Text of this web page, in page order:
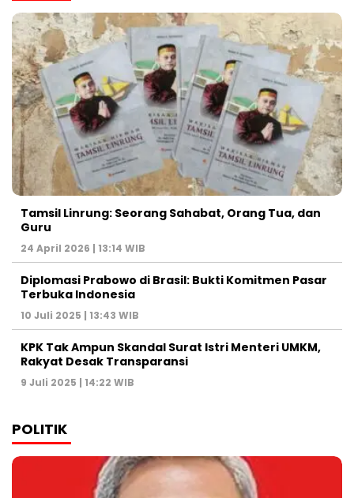
Tamsil Linrung: Seorang Sahabat, Orang Tua, dan
Guru
24 April 2026 | 13:14 WIB
Diplomasi Prabowo di Brasil: Bukti Komitmen Pasar
Terbuka Indonesia
10 Juli 2025 | 13:43 WIB
KPK Tak Ampun Skandal Surat Istri Menteri UMKM,
Rakyat Desak Transparansi
9 Juli 2025 | 14:22 WIB
POLITIK